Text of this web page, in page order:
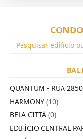
QUANTUM - RUA 2850
HARMONY (10)
BELA CITTÀ (0)
EDIFÍCIO CENTRAL